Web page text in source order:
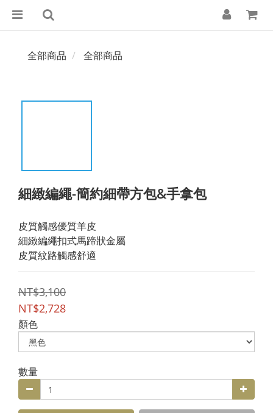
全部商品 全部商品
細緻編繩-簡約細帶方包&手拿包
皮質觸感優質羊皮
細緻編繩扣式馬蹄狀金屬
皮質紋路觸感舒適
NT$3,100
NT$2,728
顏色
數量